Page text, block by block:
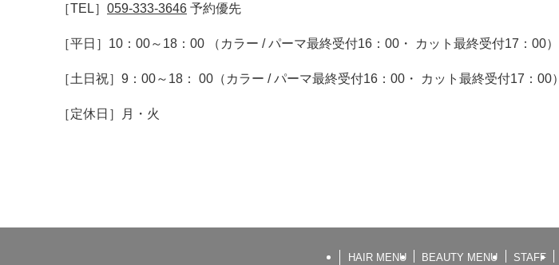
［TEL］ 059-333-3646 予約優先
［平日］10：00～18：00 （カラー / パーマ最終受付16：00・ カット最終受付17：00）
［土日祝］9：00～18： 00（カラー / パーマ最終受付16：00・ カット最終受付17：00）
［定休日］月・火
HAIR MENU BEAUTY MENU STAFF